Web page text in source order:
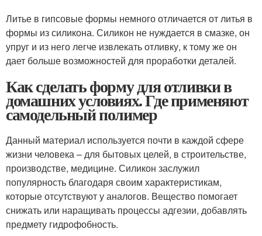
Литье в гипсовые формы немного отличается от литья в
формы из силикона. Силикон не нуждается в смазке, он
упруг и из него легче извлекать отливку, к тому же он
дает больше возможностей для проработки деталей.
Как сделать форму для отливки в
домашних условиях. Где применяют
самодельный полимер
Данный материал используется почти в каждой сфере
жизни человека – для бытовых целей, в строительстве,
производстве, медицине. Силикон заслужил
популярность благодаря своим характеристикам,
которые отсутствуют у аналогов. Вещество помогает
снижать или наращивать процессы адгезии, добавлять
предмету гидрофобность.